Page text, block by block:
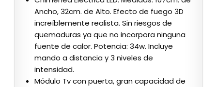
Ancho, 32cm. de Alto. Efecto de fuego 3D
increíblemente realista. Sin riesgos de
quemaduras ya que no incorpora ninguna
fuente de calor. Potencia: 34w. Incluye
mando a distancia y 3 niveles de
intensidad.
Módulo Tv con puerta, gran capacidad de